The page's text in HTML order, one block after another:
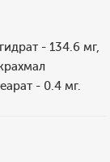
- 134.6 мг,
- 0.4 мг.